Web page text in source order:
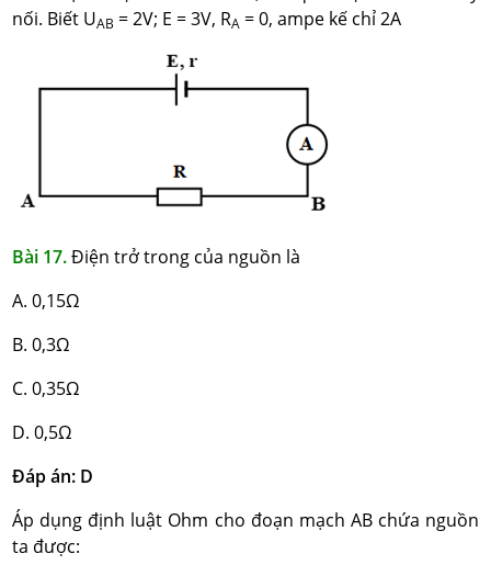
nối. Biết UAB = 2V; E = 3V, RA = 0, ampe kế chỉ 2A
Bài 17.Điện trở trong của nguồn là
A. 0,15Ω
B. 0,3Ω
C. 0,35Ω
D. 0,5Ω
Đáp án: D
Áp dụng định luật Ohm cho đoạn mạch AB chứa nguồn
ta được: